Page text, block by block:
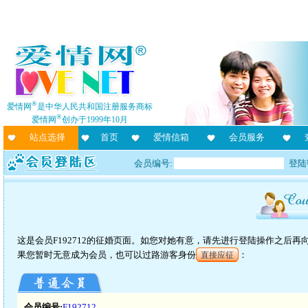
爱情网®是中华人民共和国注册服务商标
爱情网®创办于1999年10月
站点选择 首页 爱情信箱 会员服务
会员编号: 登
这是会员F192712的征婚页面。如您对她有意，请先进行登陆操作之后
果您暂时无意成为会员，也可以过路游客身份 直接应征 ：